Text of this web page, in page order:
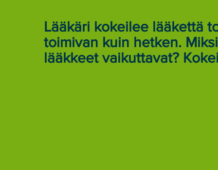
Lääkäri kokeilee lääkettä
toimivan kuin hetken.
lääkkeet vaikuttavat?